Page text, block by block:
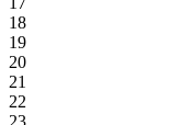
18
19
20
21
22